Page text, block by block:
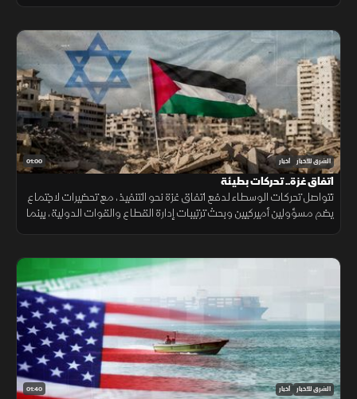
01:00 الشرق للأخبار أخبار
اتفاق غزة.. تحركات بطيئة
تتواصل تحركات الوسطاء لدفع اتفاق غزة نحو التنفيذ، مع تحضيرات لاجتماع
يضم مسؤولين أميركيين وبحث ترتيبات إدارة القطاع والقوات الدولية، بينما
01:40 الشرق للأخبار أخبار